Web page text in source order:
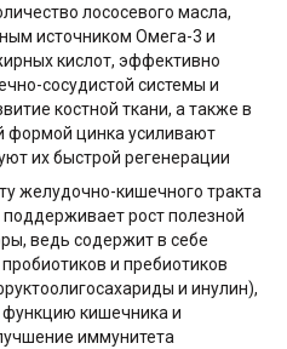
лососевого масла,
источником Омега-3 и
кислот, эффективно
сосудистой системы и
костной ткани, а также в
формой цинка усиливают
их быстрой регенерации
желудочно-кишечного тракта
поддерживает рост полезной
ведь содержит в себе
и пребиотиков
и инулин),
кишечника и
иммунитета